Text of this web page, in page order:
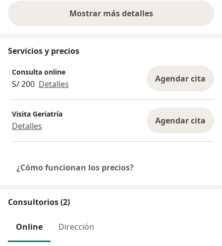
Mostrar más detalles
sobre la experiencia
Servicios y precios
Consulta online
S/ 200 Detalles Agendar cita
Visita Geriatría
Detalles Agendar cita
¿Cómo funcionan los precios?
Consultorios (2)
Online Dirección